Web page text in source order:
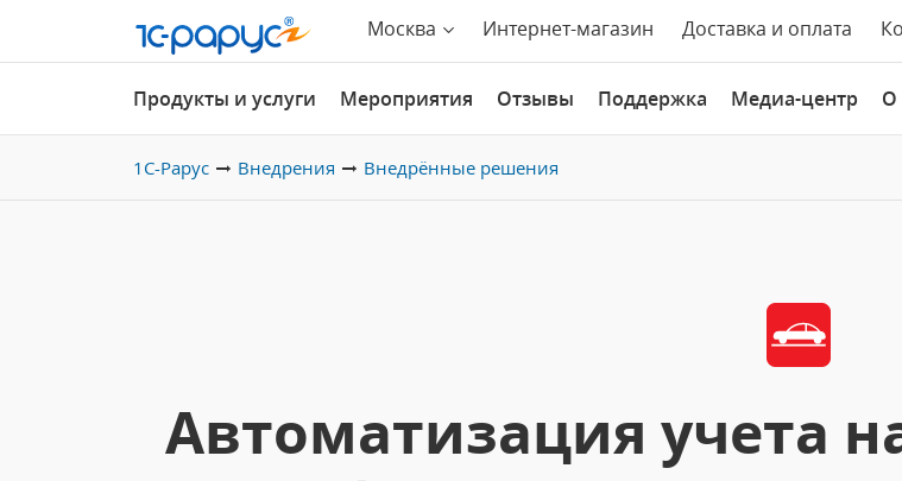
Москва Интернет-магазин Доставка и оплата
Продукты и услуги Мероприятия Отзывы Поддержка Медиа-центр О
1С-Рарус Внедрения Внедрённые решения
Автоматизация учета